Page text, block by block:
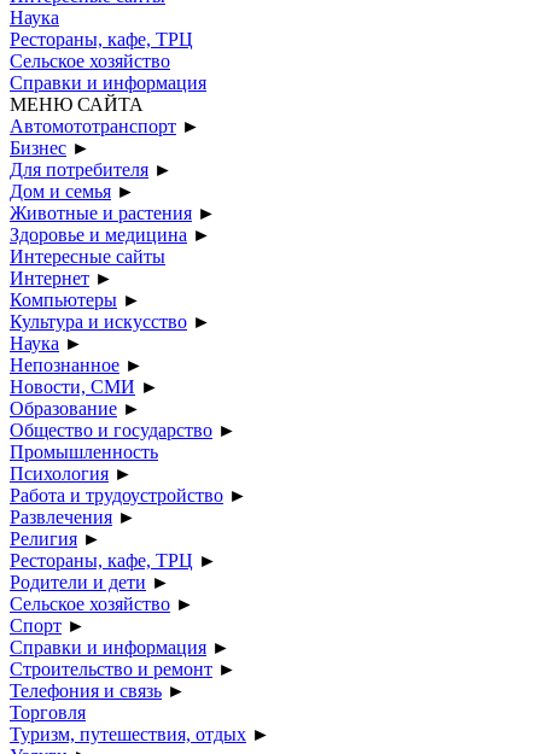
Наука
Рестораны, кафе, ТРЦ
Сельское хозяйство
Справки и информация
МЕНЮ САЙТА
Автомототранспорт ►
Бизнес ►
Для потребителя ►
Дом и семья ►
Животные и растения ►
Здоровье и медицина ►
Интересные сайты
Интернет ►
Компьютеры ►
Культура и искусство ►
Наука ►
Непознанное ►
Новости, СМИ ►
Образование ►
Общество и государство ►
Промышленность
Психология ►
Работа и трудоустройство ►
Развлечения ►
Религия ►
Рестораны, кафе, ТРЦ ►
Родители и дети ►
Сельское хозяйство ►
Спорт ►
Справки и информация ►
Строительство и ремонт ►
Телефония и связь ►
Торговля
Туризм, путешествия, отдых ►